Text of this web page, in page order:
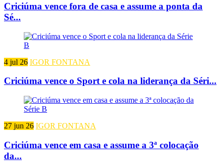
Criciúma vence fora de casa e assume a ponta da
Sé...
4 jul 26 IGOR FONTANA
Criciúma vence o Sport e cola na liderança da Séri...
27 jun 26 IGOR FONTANA
Criciúma vence em casa e assume a 3ª colocação
da...